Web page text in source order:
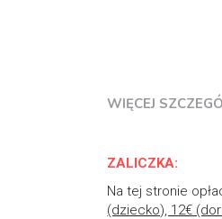
WIĘCEJ
ZALICZKA:
Na tej stronie
(dziecko), 12€